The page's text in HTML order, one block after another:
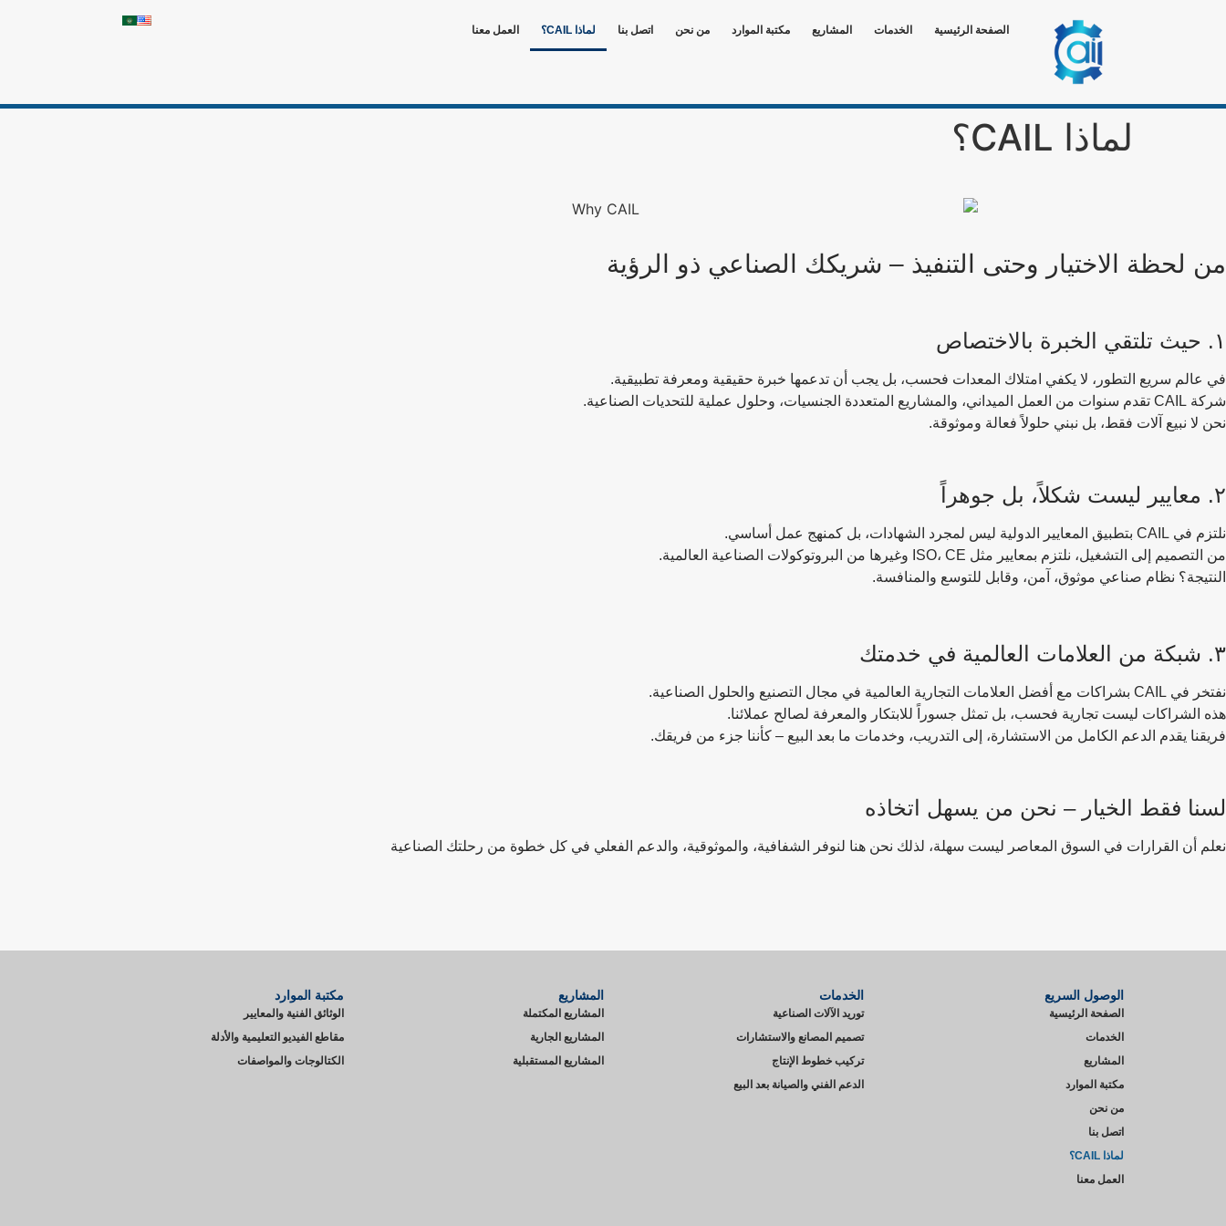
الصفحة الرئيسية الخدمات المشاريع مكتبة الموارد من نحن اتصل بنا لماذا CAIL؟ العمل معنا
لماذا CAIL؟
من لحظة الاختيار وحتى التنفيذ – شريكك الصناعي ذو الرؤية
١. حيث تلتقي الخبرة بالاختصاص
في عالم سريع التطور، لا يكفي امتلاك المعدات فحسب، بل يجب أن تدعمها خبرة حقيقية ومعرفة تطبيقية.
شركة CAIL تقدم سنوات من العمل الميداني، والمشاريع المتعددة الجنسيات، وحلول عملية للتحديات الصناعية.
نحن لا نبيع آلات فقط، بل نبني حلولاً فعالة وموثوقة.
٢. معايير ليست شكلاً، بل جوهراً
نلتزم في CAIL بتطبيق المعايير الدولية ليس لمجرد الشهادات، بل كمنهج عمل أساسي.
من التصميم إلى التشغيل، نلتزم بمعايير مثل ISO، CE وغيرها من البروتوكولات الصناعية العالمية.
النتيجة؟ نظام صناعي موثوق، آمن، وقابل للتوسع والمنافسة.
٣. شبكة من العلامات العالمية في خدمتك
نفتخر في CAIL بشراكات مع أفضل العلامات التجارية العالمية في مجال التصنيع والحلول الصناعية.
هذه الشراكات ليست تجارية فحسب، بل تمثل جسوراً للابتكار والمعرفة لصالح عملائنا.
فريقنا يقدم الدعم الكامل من الاستشارة، إلى التدريب، وخدمات ما بعد البيع – كأننا جزء من فريقك.
لسنا فقط الخيار – نحن من يسهل اتخاذه
نعلم أن القرارات في السوق المعاصر ليست سهلة، لذلك نحن هنا لنوفر الشفافية، والموثوقية، والدعم الفعلي في كل خطوة من رحلتك الصناعية
الوصول السريع
الصفحة الرئيسية
الخدمات
المشاريع
مكتبة الموارد
من نحن
اتصل بنا
لماذا CAIL؟
العمل معنا
الخدمات
توريد الآلات الصناعية
تصميم المصانع والاستشارات
تركيب خطوط الإنتاج
الدعم الفني والصيانة بعد البيع
المشاريع
المشاريع المكتملة
المشاريع الجارية
المشاريع المستقبلية
مكتبة الموارد
الوثائق الفنية والمعايير
مقاطع الفيديو التعليمية والأدلة
الكتالوجات والمواصفات